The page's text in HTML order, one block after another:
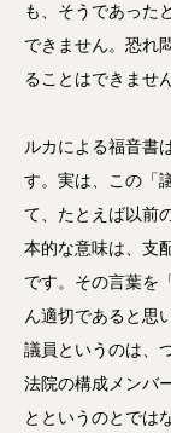
も、そうであった
できません。恐れ
ることはできませ
ルカによる福音書
す。実は、この「
て、たとえば以前
本的な意味は、支
です。その言葉を
ん適切であると思
議員というのは、
法院の構成メンバ
とというのとでは